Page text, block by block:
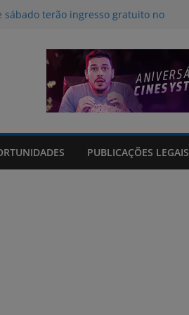
sábado terão ingresso gratuito no
feridos no Rio Grande do Sul
para a influência da inteligência
no desestímulo ao aleitamento
em tempo real sobre o clima e
PUBLICAÇÕES LEGAIS